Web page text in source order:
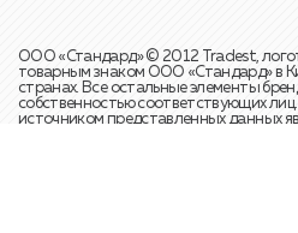
ООО «Стандард» © 2012 Tradest,
товарным знаком ООО «Стандард» в
странах. Все остальные элементы
собственностью соответствующих
источником представленных данных